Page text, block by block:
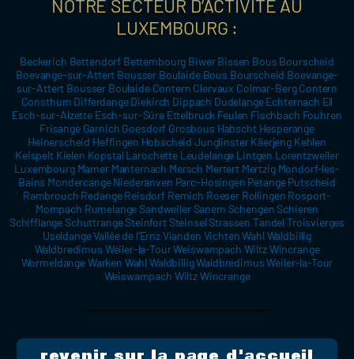
NOTRE SECTEUR D’ACTIVITÉ AU
LUXEMBOURG :
Beckerich Bettendorf Bettembourg Biwer Bissen Bous Bourscheid
Boevange-sur-Attert Bousser Boulaide Bous Bourscheid Boevange-
sur-Attert Bousser Boulaide Contern Clervaux Colmar-Berg Contern
Consthum Differdange Diekirch Dippach Dudelange Echternach Ell
Esch-sur-Alzette Esch-sur-Sûre Ettelbruck Feulen Fischbach Fouhren
Frisange Garnich Goesdorf Grosbous Habscht Hesperange
Heinerscheid Heffingen Hobscheid Junglinster Käerjeng Kehlen
Keispelt Kielen Kopstal Larochette Leudelange Lintgen Lorentzweiler
Luxembourg Mamer Manternach Mersch Mertert Mertzig Mondorf-les-
Bains Mondercange Niederanven Parc-Hosingen Petange Putscheid
Rambrouch Redange Reisdorf Remich Roeser Rollingen Rosport-
Mompach Rumelange Sandweiler Sanem Schengen Schieren
Schifflange Schuttrange Steinfort Steinsel Strassen Tandel Troisvierges
Useldange Vallée de l’Ernz Vianden Vichten Wahl Waldbillig
Waldbredimus Weiler-la-Tour Weiswampach Wiltz Wincrange
Wormeldange Warken Wahl Waldbillig Waldbredimus Weiler-la-Tour
Weiswampach Wiltz Wincrange